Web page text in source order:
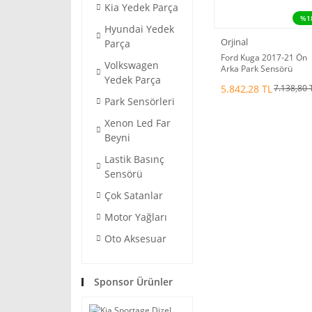
Kia Yedek Parça
Hyundai Yedek
Parça
Volkswagen
Yedek Parça
Park Sensörleri
Xenon Led Far
Beyni
Lastik Basınç
Sensörü
Çok Satanlar
Motor Yağları
Oto Aksesuar
Sponsor Ürünler
Orjinal
Ford Kuga 2017-21 Ön
Arka Park Sensörü
5.842,28 TL7.138,80